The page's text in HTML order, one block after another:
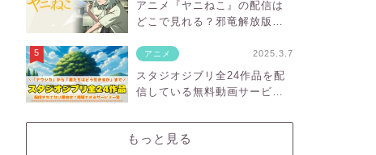
アニメ『ヤニねこ』の配信は
どこで見れる？邪竜解放版の
アニメ 2025.3.7
スタジオジブリ全24作品を配
信している無料動画サービス
は？
もっと見る